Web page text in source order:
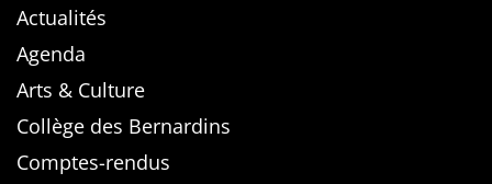
Actualités
Agenda
Arts & Culture
Collège des Bernardins
Comptes-rendus